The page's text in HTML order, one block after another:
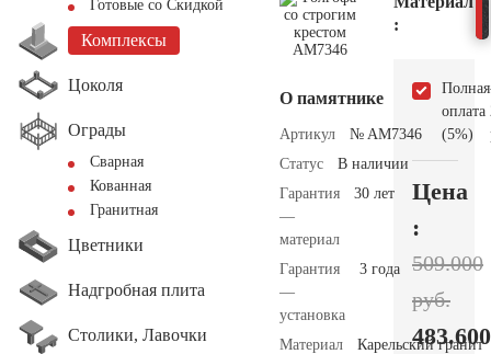
Готовые со Скидкой
Комплексы
Цоколя
Ограды
Сварная
Кованная
Гранитная
Цветники
Надгробная плита
Столики, Лавочки
О памятнике
Артикул
№ AM7346
Статус
В наличии
Гарантия
—
материал
30 лет
Гарантия
—
установка
3 года
Материал
Карельский гранит
:
Полная
оплата
(5%)
Цена
:
509.000
руб.
483.600